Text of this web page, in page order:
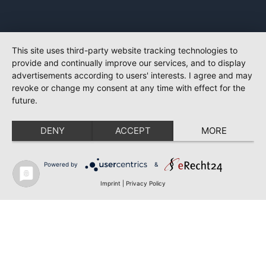
This site uses third-party website tracking technologies to
provide and continually improve our services, and to display
advertisements according to users' interests. I agree and may
revoke or change my consent at any time with effect for the
future.
DENY ACCEPT MORE
Powered by &
Imprint Privacy Policy